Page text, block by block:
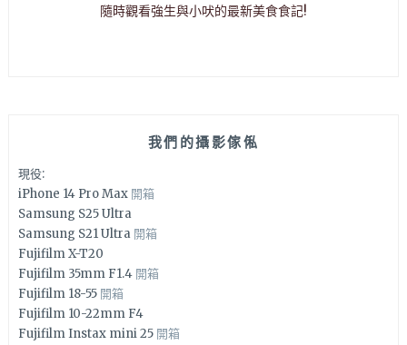
隨時觀看強生與小吠的最新美食食記!
我們的攝影傢俬
現役:
iPhone 14 Pro Max 開箱
Samsung S25 Ultra
Samsung S21 Ultra 開箱
Fujifilm X-T20
Fujifilm 35mm F1.4 開箱
Fujifilm 18-55 開箱
Fujifilm 10-22mm F4
Fujifilm Instax mini 25 開箱